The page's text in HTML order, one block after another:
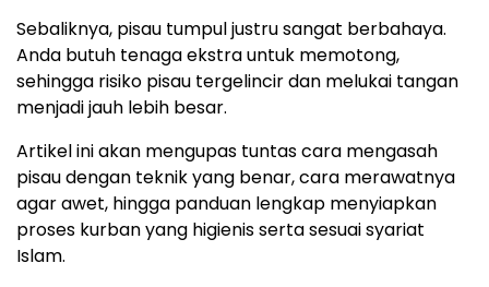
Sebaliknya, pisau tumpul justru sangat berbahaya.
Anda butuh tenaga ekstra untuk memotong,
sehingga risiko pisau tergelincir dan melukai tangan
menjadi jauh lebih besar.
Artikel ini akan mengupas tuntas cara mengasah
pisau dengan teknik yang benar, cara merawatnya
agar awet, hingga panduan lengkap menyiapkan
proses kurban yang higienis serta sesuai syariat
Islam.